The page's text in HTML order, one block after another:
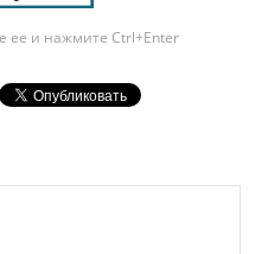
ее и нажмите Ctrl+Enter